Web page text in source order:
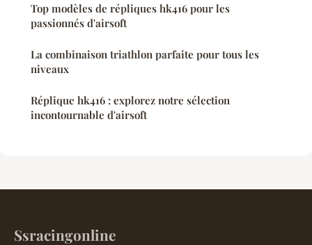
Top modèles de répliques hk416 pour les
passionnés d'airsoft
La combinaison triathlon parfaite pour tous les
niveaux
Réplique hk416 : explorez notre sélection
incontournable d'airsoft
Ssracingonline